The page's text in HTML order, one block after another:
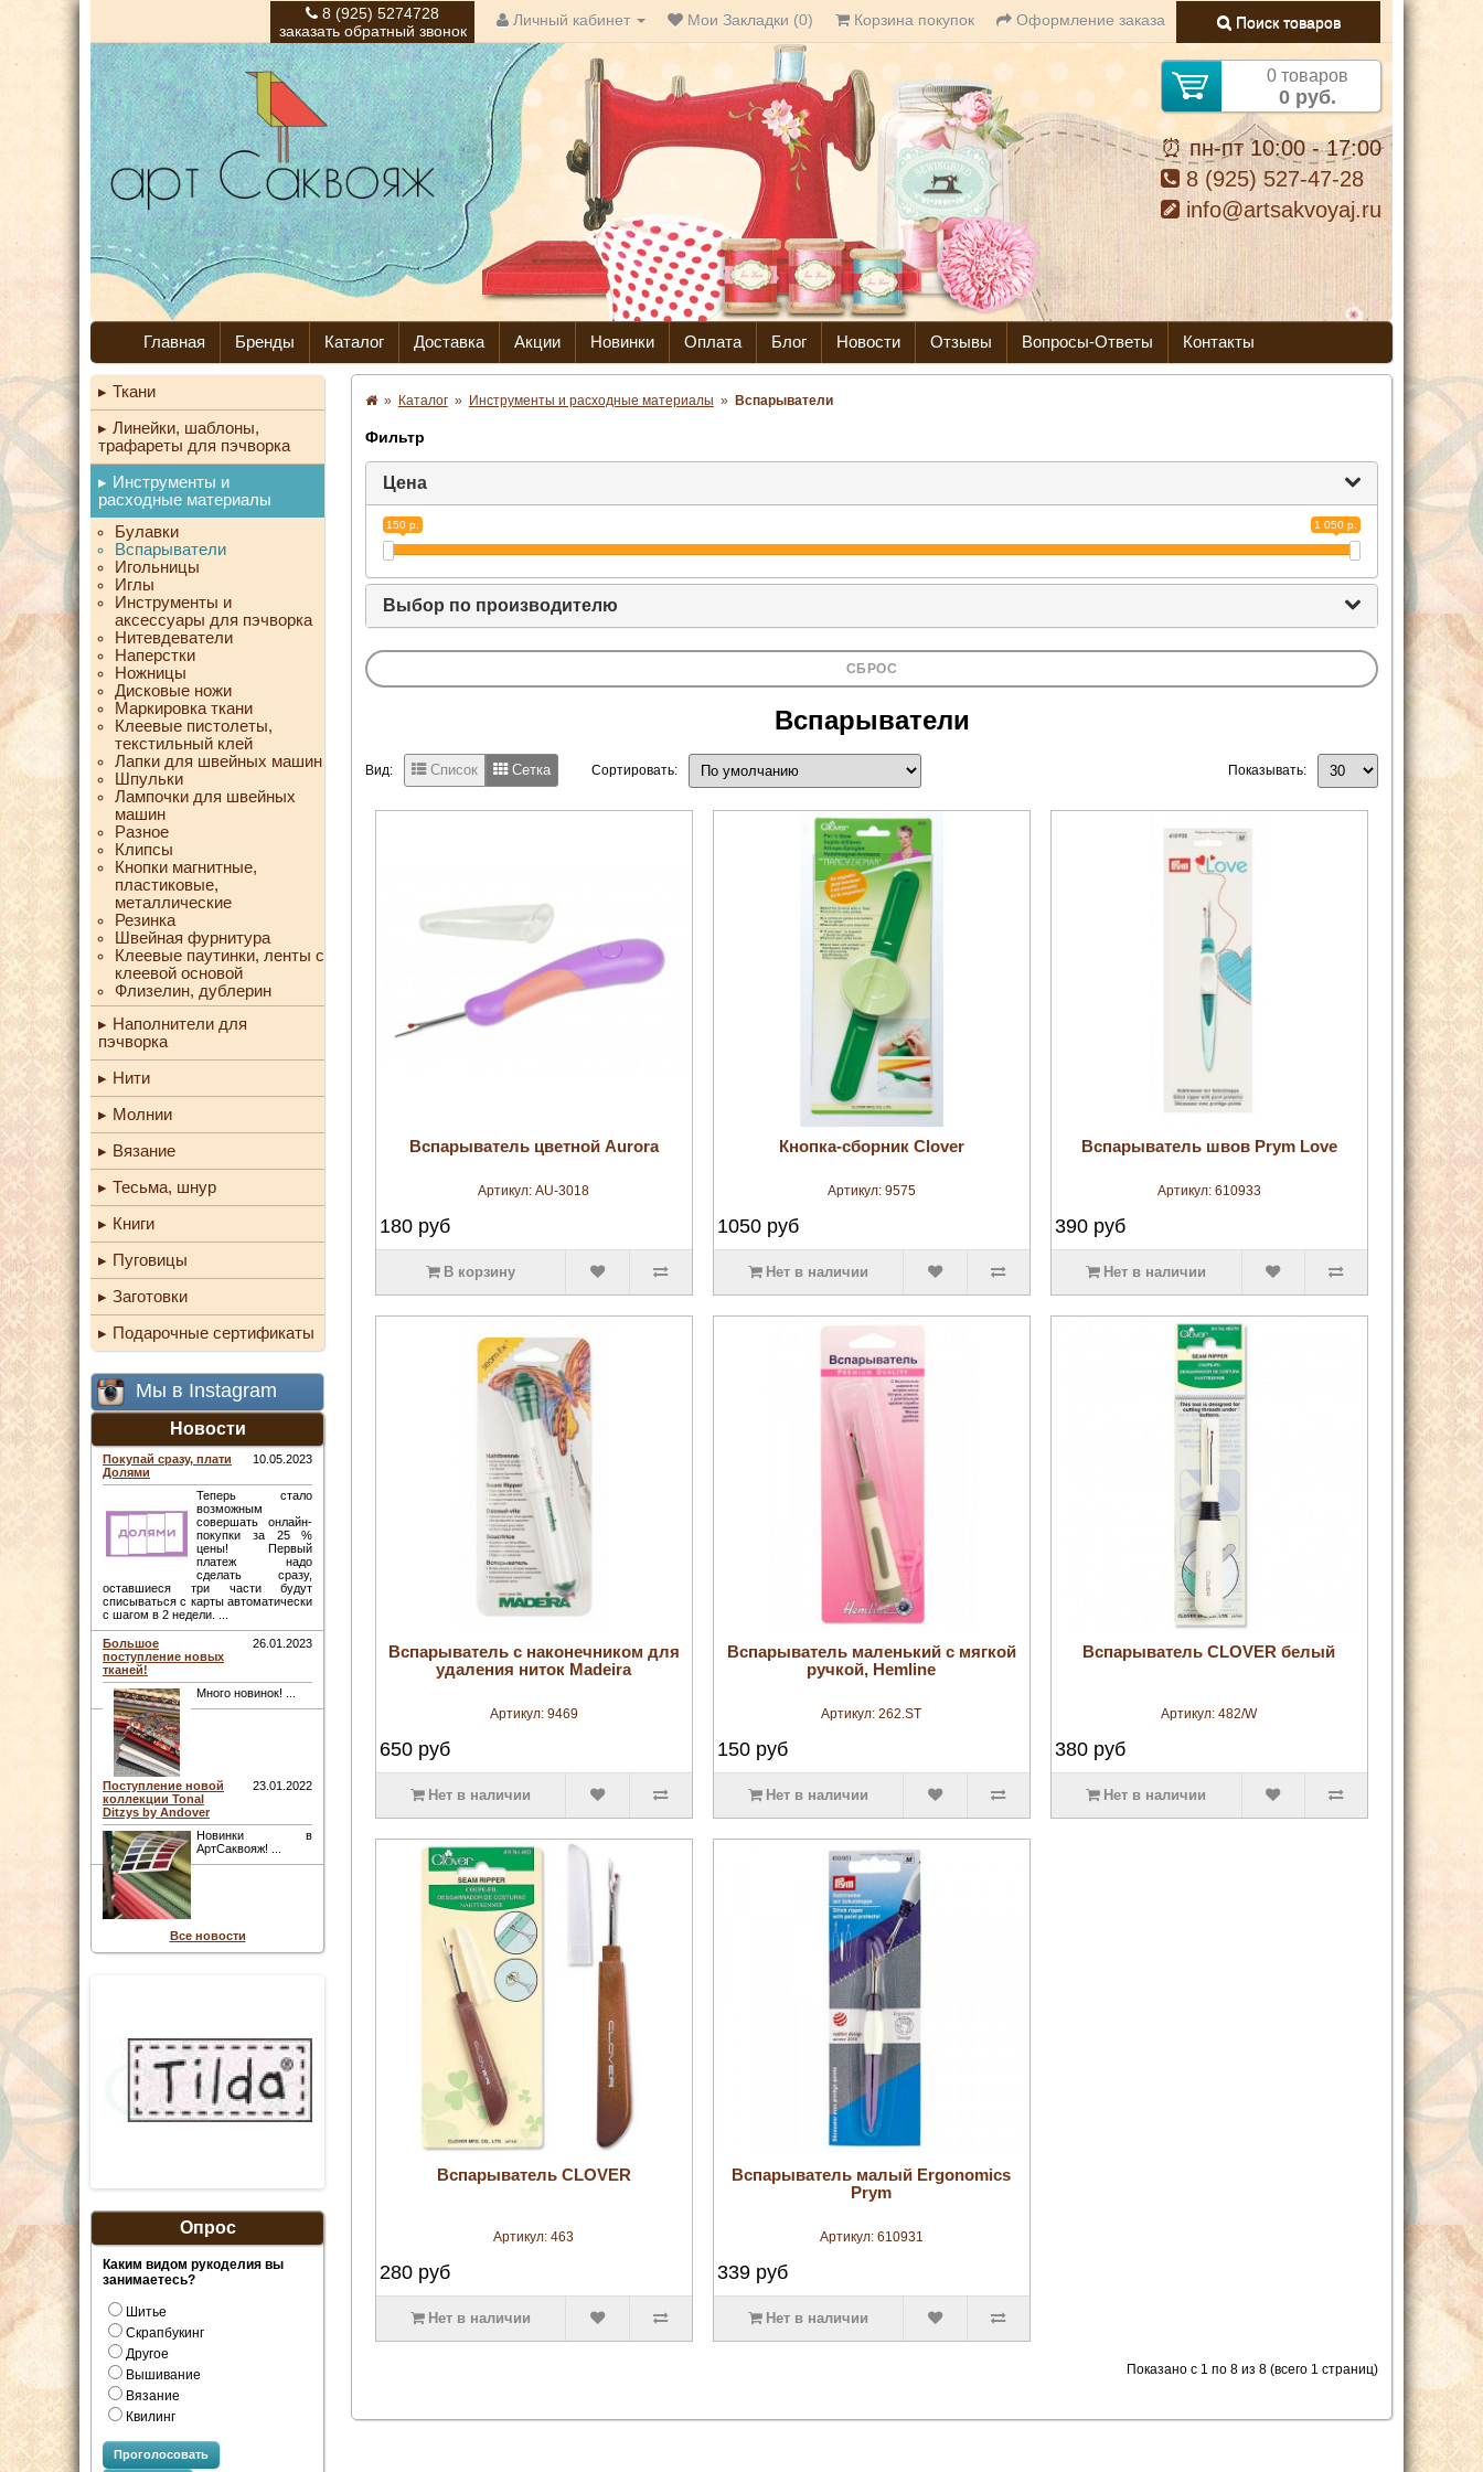
8 (925) 5274728
заказать обратный звонок
Личный кабинет Мои Закладки (0) Корзина покупок Оформление заказа Поиск товаров
0 товаров
0 руб.
⏰ пн-пт 10:00 - 17:00
8 (925) 527-47-28
info@artsakvoyaj.ru
Главная Бренды Каталог Доставка Акции Новинки Оплата Блог Новости Отзывы Вопросы-Ответы Контакты
Ткани
Линейки, шаблоны,
трафареты для пэчворка
Инструменты и
расходные материалы
Булавки
Вспарыватели
Игольницы
Иглы
Инструменты и
аксессуары для пэчворка
Нитевдеватели
Наперстки
Ножницы
Дисковые ножи
Маркировка ткани
Клеевые пистолеты,
текстильный клей
Лапки для швейных машин
Шпульки
Лампочки для швейных
машин
Разное
Клипсы
Кнопки магнитные,
пластиковые,
металлические
Резинка
Швейная фурнитура
Клеевые паутинки, ленты с
клеевой основой
Флизелин, дублерин
Наполнители для
пэчворка
Нити
Молнии
Вязание
Тесьма, шнур
Книги
Пуговицы
Заготовки
Подарочные сертификаты
Мы в Instagram
Новости
Покупай сразу, плати
Долями
10.05.2023
Теперь стало
возможным
совершать онлайн-
покупки за 25 %
цены! Первый
платеж надо
сделать сразу,
оставшиеся три части будут
списываться с карты автоматически
с шагом в 2 недели. ...
Большое
поступление новых
тканей!
26.01.2023
Много новинок! ...
Поступление новой
коллекции Tonal
Ditzys by Andover
23.01.2022
Новинки в
АртСаквояж! ...
Все новости
Опрос
Каким видом рукоделия вы
занимаетесь?
Шитье
Скрапбукинг
Другое
Вышивание
Вязание
Квилинг
Проголосовать
» Каталог » Инструменты и расходные материалы » Вспарыватели
Фильтр
Цена
150 р. 1 050 р.
Выбор по производителю
СБРОС
Вспарыватели
Вид: Список Сетка Сортировать: Показывать:
увеличить
Вспарыватель цветной Aurora
Артикул:AU-3018
180руб
В корзину
увеличить
Кнопка-сборник Clover
Артикул: 9575
1050 руб
Нет в наличии
увеличить
Вспарыватель швов Prym Love
Артикул: 610933
390 руб
Нет в наличии
увеличить
Вспарыватель с наконечником для
удаления ниток Madeira
Артикул: 9469
650руб
Нет в наличии
увеличить
Вспарыватель маленький с мягкой
ручкой, Hemline
Артикул:262.ST
150 руб
Нет в наличии
увеличить
Вспарыватель CLOVER белый
Артикул:482/W
380 руб
Нет в наличии
увеличить
Вспарыватель CLOVER
Артикул:463
280руб
Нет в наличии
увеличить
Вспарыватель малый Ergonomics
Prym
Артикул: 610931
339 руб
Нет в наличии
Показано с 1 по 8 из 8 (всего 1 страниц)